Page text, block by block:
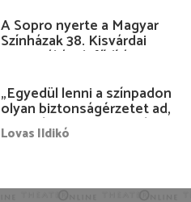
A Sopro nyerte a Magyar
Színházak 38. Kisvárdai
Fesztiváljának fődíját
„Egyedül lenni a színpadon
olyan biztonságérzetet ad,
hogy lám, mindenki más
nélkül is megvagyok
Lovas Ildikó